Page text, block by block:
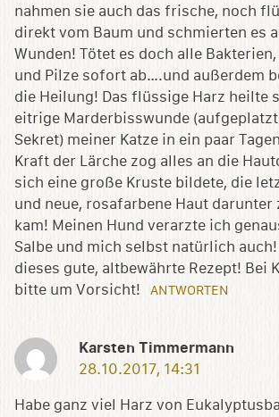
nahmen sie auch das frische, noch
direkt vom Baum und schmierten es
Wunden! Tötet es doch alle
und Pilze sofort ab….und außerdem
die Heilung! Das flüssige Harz heilte
eitrige Marderbisswunde
Sekret) meiner Katze in ein paar
Kraft der Lärche zog alles an die
sich eine große Kruste bildete, die
und neue, rosafarbene Haut darunter
kam! Meinen Hund verarzte ich
Salbe und mich selbst natürlich
dieses gute, altbewährte Rezept! Bei
bitte um Vorsicht!
ANTWORTEN
Karsten Timmermann
28.10.2017, 14:31
Habe ganz viel Harz von